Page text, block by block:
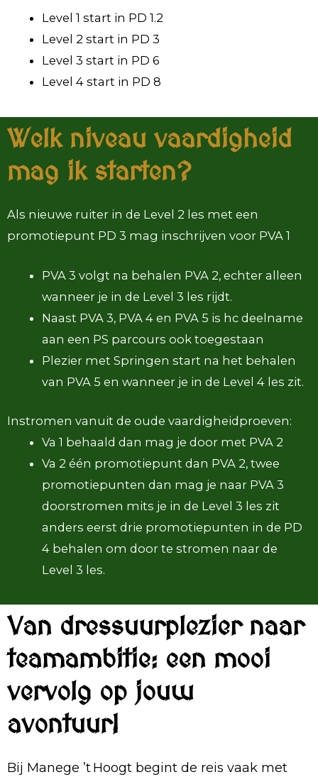
Level 1 start in PD 1.2
Level 2 start in PD 3
Level 3 start in PD 6
Level 4 start in PD 8
Welk niveau vaardigheid
mag ik starten?
Als nieuwe ruiter in de Level 2 les met een
promotiepunt PD 3 mag inschrijven voor PVA 1
PVA 3 volgt na behalen PVA 2, echter alleen
wanneer je in de Level 3 les rijdt.
Naast PVA 3, PVA 4 en PVA 5 is hc deelname
aan een PS parcours ook toegestaan
Plezier met Springen start na het behalen
van PVA 5 en wanneer je in de Level 4 les zit.
Instromen vanuit de oude vaardigheidproeven:
Va 1 behaald dan mag je door met PVA 2
Va 2 één promotiepunt dan PVA 2, twee
promotiepunten dan mag je naar PVA 3
doorstromen mits je in de Level 3 les zit
anders eerst drie promotiepunten in de PD
4 behalen om door te stromen naar de
Level 3 les.
Van dressuurplezier naar
teamambitie: een mooi
vervolg op jouw
avontuur!
Bij Manege ’t Hoogt begint de reis vaak met